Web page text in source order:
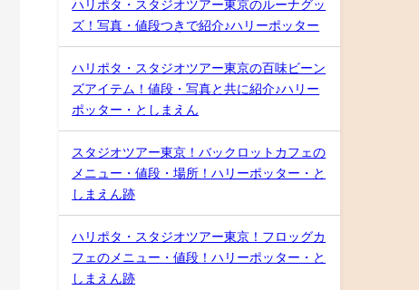
ハリポタ・スタジオツアー東京のルーナグッ
ズ！写真・値段つきで紹介♪ハリーポッター
ハリポタ・スタジオツアー東京の百味ビーン
ズアイテム！値段・写真と共に紹介♪ハリー
ポッター・としまえん
スタジオツアー東京！バックロットカフェの
メニュー・値段・場所！ハリーポッター・と
しまえん跡
ハリポタ・スタジオツアー東京！フロッグカ
フェのメニュー・値段！ハリーポッター・と
しまえん跡